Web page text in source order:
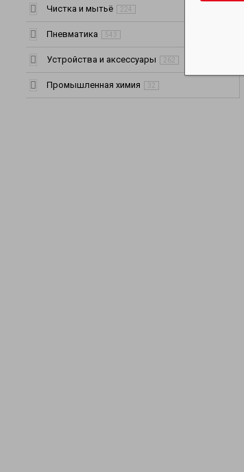
Чистка и мытьё 224
Пневматика 543
Устройства и аксессуары 262
Промышленная химия 32